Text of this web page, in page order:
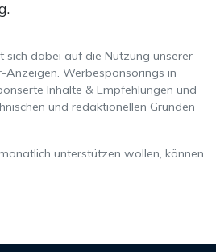
sich dabei auf die Nutzung unserer
Werbesponsorings in
Inhalte & Empfehlungen und
und redaktionellen Gründen
unterstützen wollen, können